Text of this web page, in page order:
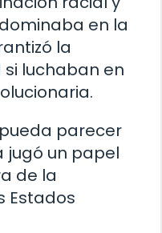
en la
la
luchaban en
parecer
jugó un papel
de la
Estados